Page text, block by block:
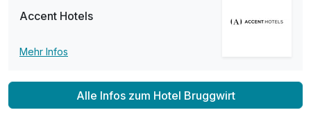
Accent Hotels
Mehr Infos
Alle Infos zum Hotel Bruggwirt